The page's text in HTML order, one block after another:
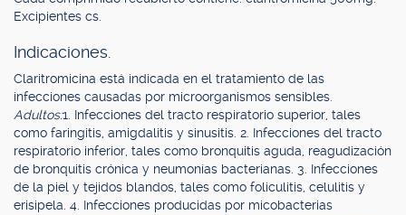
Excipientes cs.
Indicaciones.
Claritromicina está indicada en el tratamiento de las
infecciones causadas por microorganismos sensibles.
Adultos:1. Infecciones del tracto respiratorio superior, tales
como faringitis, amigdalitis y sinusitis. 2. Infecciones del tracto
respiratorio inferior, tales como bronquitis aguda, reagudización
de bronquitis crónica y neumonías bacterianas. 3. Infecciones
de la piel y tejidos blandos, tales como foliculitis, celulitis y
erisipela. 4. Infecciones producidas por micobacterias